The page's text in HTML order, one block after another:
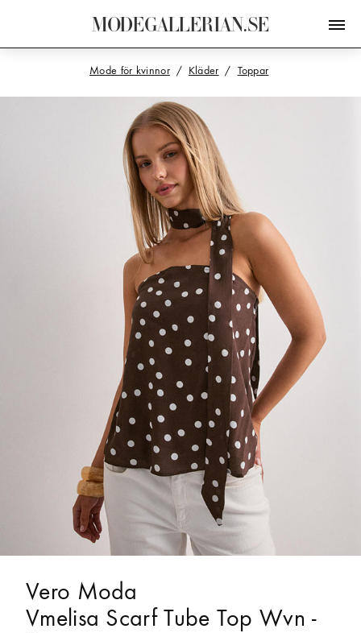
MODEGALLERIAN.SE
Mode för kvinnor Kläder Toppar
Vero Moda
Vmelisa Scarf Tube Top Wvn -